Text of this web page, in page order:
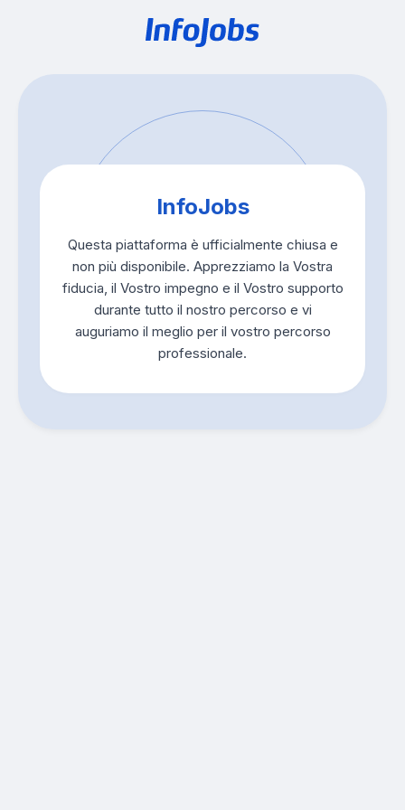
InfoJobs
Questa piattaforma è ufficialmente chiusa e
non più disponibile. Apprezziamo la Vostra
fiducia, il Vostro impegno e il Vostro supporto
durante tutto il nostro percorso e vi
auguriamo il meglio per il vostro percorso
professionale.